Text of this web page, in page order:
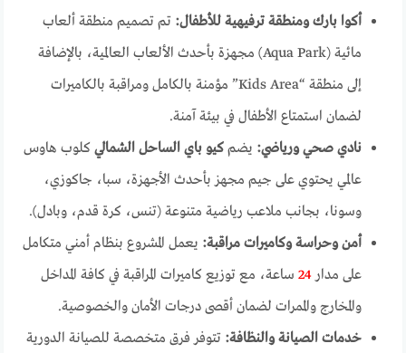
أكوا بارك ومنطقة ترفيهية للأطفال: تم تصميم منطقة ألعاب
مائية (Aqua Park) مجهزة بأحدث الألعاب العالمية، بالإضافة
إلى منطقة “Kids Area” مؤمنة بالكامل ومراقبة بالكاميرات
لضمان استمتاع الأطفال في بيئة آمنة.
نادي صحي ورياضي: يضمكيو باي الساحل الشمالي كلوب هاوس
عالمي يحتوي على جيم مجهز بأحدث الأجهزة، سبا، جاكوزي،
وسونا، بجانب ملاعب رياضية متنوعة (تنس، كرة قدم، وبادل).
أمن وحراسة وكاميرات مراقبة: يعمل المشروع بنظام أمني متكامل
على مدار24 ساعة، مع توزيع كاميرات المراقبة في كافة المداخل
والمخارج والممرات لضمان أقصى درجات الأمان والخصوصية.
خدمات الصيانة والنظافة: تتوفر فرق متخصصة للصيانة الدورية